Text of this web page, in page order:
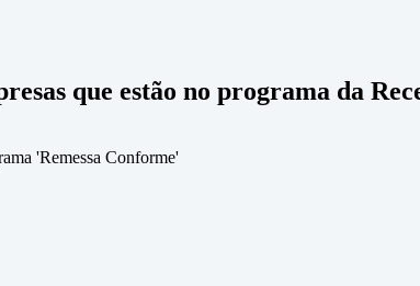
que estão no programa da
'Remessa Conforme'